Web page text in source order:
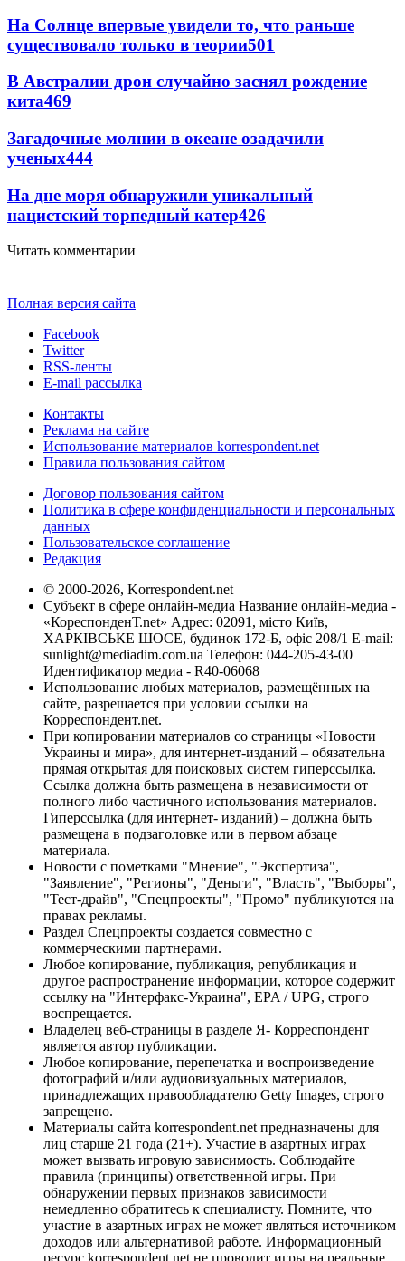
На Солнце впервые увидели то, что раньше
существовало только в теории501
В Австралии дрон случайно заснял рождение
кита469
Загадочные молнии в океане озадачили
ученых444
На дне моря обнаружили уникальный
нацистский торпедный катер426
Читать комментарии
Полная версия сайта
Facebook
Twitter
RSS-ленты
E-mail рассылка
Контакты
Реклама на сайте
Использование материалов korrespondent.net
Правила пользования сайтом
Договор пользования сайтом
Политика в сфере конфиденциальности и персональных
данных
Пользовательское соглашение
Редакция
© 2000-2026, Korrespondent.net
Субъект в сфере онлайн-медиа Название онлайн-медиа -
«КореспонденТ.net» Адрес: 02091, місто Київ,
ХАРКІВСЬКЕ ШОСЕ, будинок 172-Б, офіс 208/1 E-mail:
sunlight@mediadim.com.ua Телефон: 044-205-43-00
Идентификатор медиа - R40-06068
Использование любых материалов, размещённых на
сайте, разрешается при условии ссылки на
Корреспондент.net.
При копировании материалов со страницы «Новости
Украины и мира», для интернет-изданий – обязательна
прямая открытая для поисковых систем гиперссылка.
Ссылка должна быть размещена в независимости от
полного либо частичного использования материалов.
Гиперссылка (для интернет- изданий) – должна быть
размещена в подзаголовке или в первом абзаце
материала.
Новости с пометками "Мнение", "Экспертиза",
"Заявление", "Регионы", "Деньги", "Власть", "Выборы",
"Тест-драйв", "Спецпроекты", "Промо" публикуются на
правах рекламы.
Раздел Спецпроекты создается совместно с
коммерческими партнерами.
Любое копирование, публикация, републикация и
другое распространение информации, которое содержит
ссылку на "Интерфакс-Украина", EPA / UPG, строго
воспрещается.
Владелец веб-страницы в разделе Я- Корреспондент
является автор публикации.
Любое копирование, перепечатка и воспроизведение
фотографий и/или аудиовизуальных материалов,
принадлежащих правообладателю Getty Images, строго
запрещено.
Материалы сайта korrespondent.net предназначены для
лиц старше 21 года (21+). Участие в азартных играх
может вызвать игровую зависимость. Соблюдайте
правила (принципы) ответственной игры. При
обнаружении первых признаков зависимости
немедленно обратитесь к специалисту. Помните, что
участие в азартных играх не может являться источником
доходов или альтернативой работе. Информационный
ресурс korrespondent.net не проводит игры на реальные